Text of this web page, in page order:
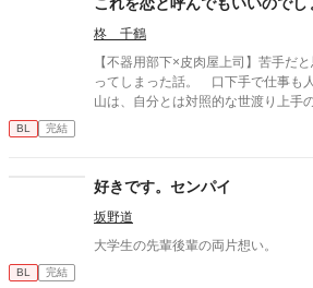
柊 千鶴
【不器用部下×皮肉屋上司】苦手だ
ってしまった話。 口下手で仕事も
山は、自分とは対照的な世渡り上手
が——思いがけず上司の弱みを握っ
BL 完結
好きです。センパイ
坂野道
大学生の先輩後輩の両片想い。
BL 完結